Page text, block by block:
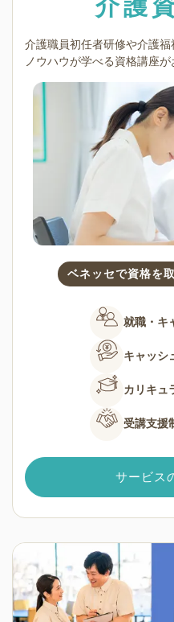
介護
介護職員初任者研修や介護
ノウハウが学べる資格講座が
ベネッセで資格を
就職・キ
キャッシ
カリキュ
受講支援
サービス